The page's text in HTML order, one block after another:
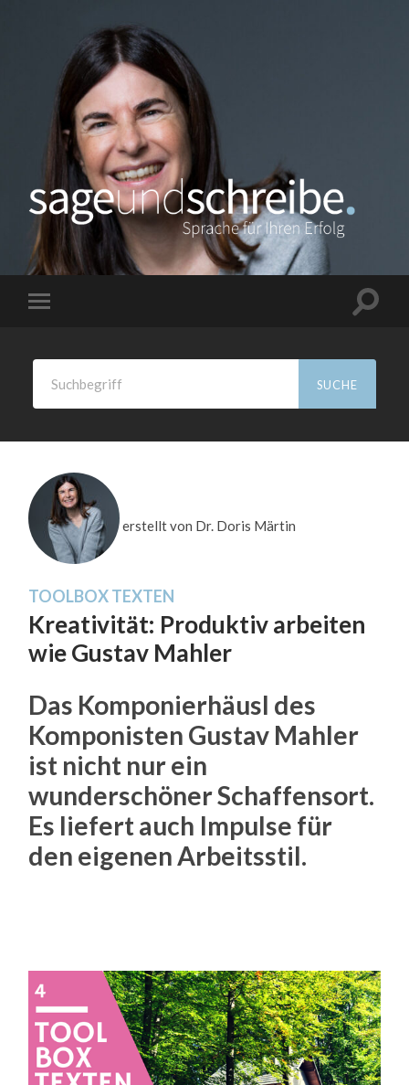
erstellt von Dr. Doris Märtin
TOOLBOX TEXTEN
Kreativität: Produktiv arbeiten
wie Gustav Mahler
Das Komponierhäusl des
Komponisten Gustav Mahler
ist nicht nur ein
wunderschöner Schaffensort.
Es liefert auch Impulse für
den eigenen Arbeitsstil.